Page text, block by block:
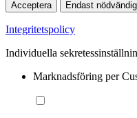
Acceptera Endast
Integritetspolicy
Individuella
Marknadsföring per